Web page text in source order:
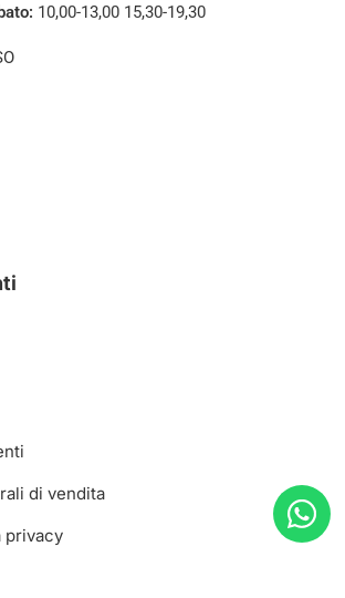
10,00-13,00 15,30-19,30
di vendita
privacy